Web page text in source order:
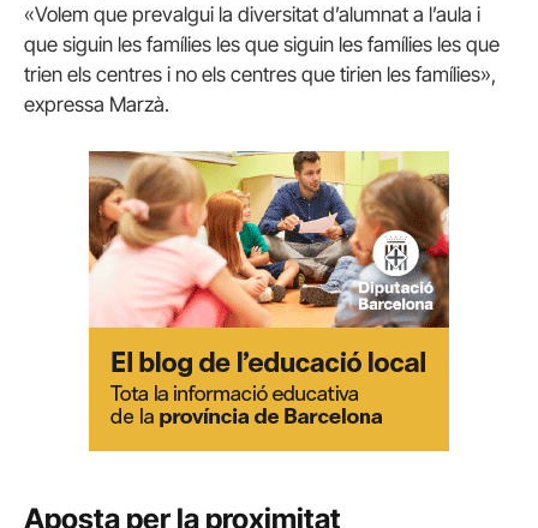
«Volem que prevalgui la diversitat d’alumnat a l’aula i
que siguin les famílies les que siguin les famílies les que
trien els centres i no els centres que tirien les famílies»,
expressa Marzà.
Aposta per la proximitat